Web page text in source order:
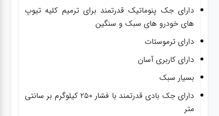
دارای جک پنوماتیک قدرتمند برای ترمیم کلیه تیوپ
های خودرو های سبک و سنگین
دارای ترموستات
دارای کاربری آسان
بسیار سبک
دارای جک بادی قدرتمند با فشار 250 کیلوگرم بر سانتی
متر